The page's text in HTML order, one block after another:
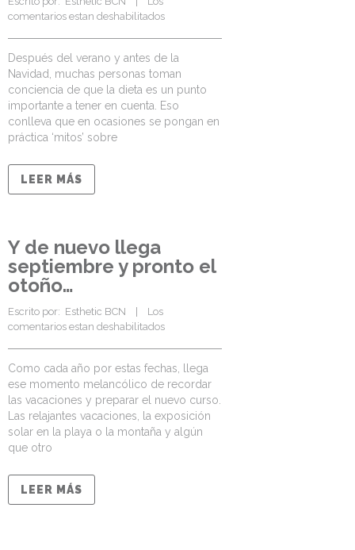
comentarios estan deshabilitados
Después del verano y antes de la
Navidad, muchas personas toman
conciencia de que la dieta es un punto
importante a tener en cuenta. Eso
conlleva que en ocasiones se pongan en
práctica ‘mitos’ sobre
LEER MÁS
Y de nuevo llega
septiembre y pronto el
otoño…
Escrito por: Esthetic BCN
Los
comentarios estan deshabilitados
Como cada año por estas fechas, llega
ese momento melancólico de recordar
las vacaciones y preparar el nuevo curso.
Las relajantes vacaciones, la exposición
solar en la playa o la montaña y algún
que otro
LEER MÁS